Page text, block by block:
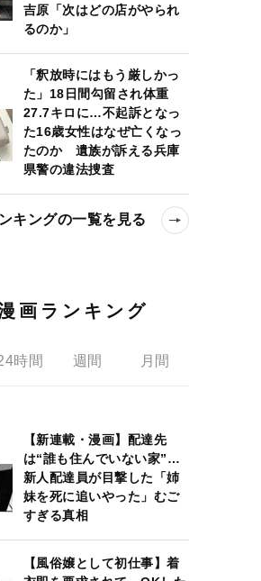
吉原「次はどの店がやられ
るのか」
「釈放時にはもう厳しかっ
た」18日間勾留され体重
27.7キロに…不起訴となっ
た16歳女性はなぜ亡くなっ
たのか 遺族が訴える兵庫
県警の違法捜査
キングの一覧を見る
画ランキング
時間 週間 月間
【新連載・漫画】配達先
は“誰も住んでいない家”…
新人配達員が目撃した「姉
妹を死に追いやった」むご
すぎる真相
【風俗嬢として初仕事】着